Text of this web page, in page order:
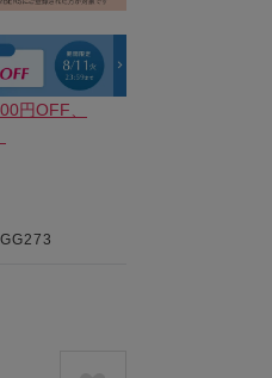
円OFF、